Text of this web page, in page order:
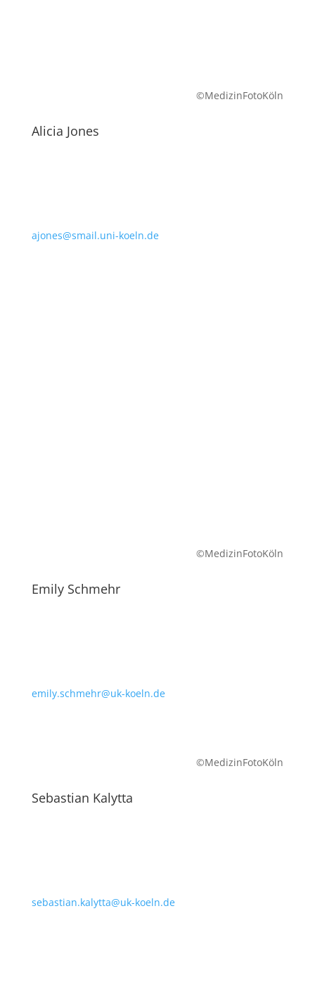
©MedizinFotoKöln
Alicia Jones
ajones@smail.uni-koeln.de
©MedizinFotoKöln
Emily Schmehr
emily.schmehr@uk-koeln.de
©MedizinFotoKöln
Sebastian Kalytta
sebastian.kalytta@uk-koeln.de